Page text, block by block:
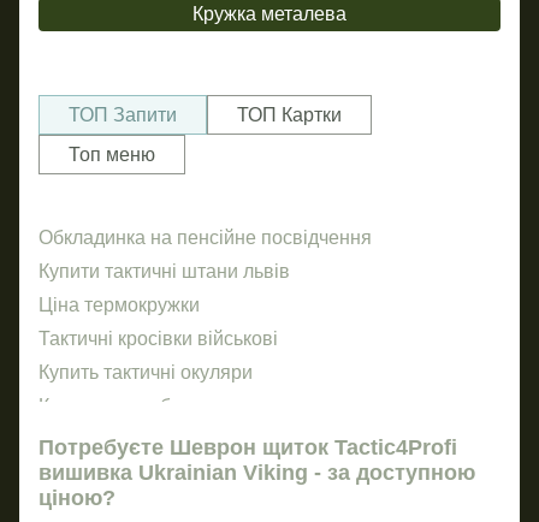
Кружка металева
ТОП Запити
ТОП Картки
Топ меню
Обкладинка на пенсійне посвідчення
Купити тактичні штани львів
Ціна термокружки
Тактичні кросівки військові
Купить тактичні окуляри
Купити сумку барсетку
Ремінь армійський
Балаклави для військових
Барсетки сумки
Потребуєте Шеврон щиток Tactic4Profi
вишивка Ukrainian Viking - за доступною
ціною?